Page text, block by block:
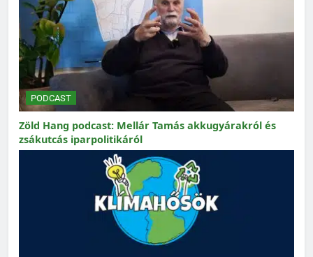
PODCAST
Zöld Hang podcast: Mellár Tamás akkugyárakról és
zsákutcás iparpolitikáról